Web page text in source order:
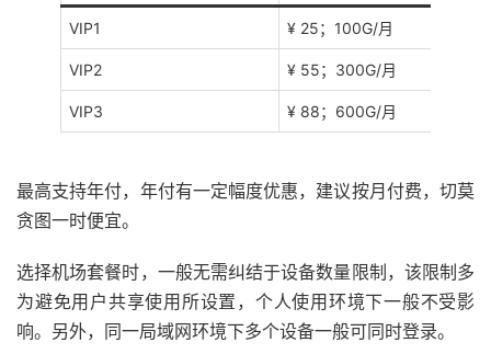
VIP1 ¥ 25；100G/月
VIP2 ¥ 55；300G/月
VIP3 ¥ 88；600G/月
最高支持年付，年付有一定幅度优惠，建议按月付费，切莫
贪图一时便宜。
选择机场套餐时，一般无需纠结于设备数量限制，该限制多
为避免用户共享使用所设置，个人使用环境下一般不受影
响。另外，同一局域网环境下多个设备一般可同时登录。